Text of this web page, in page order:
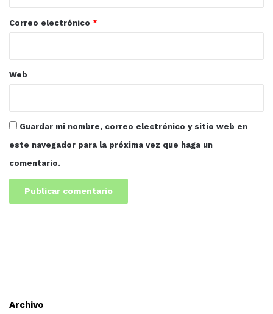
*
Correo electrónico *
Web
Guardar mi nombre, correo electrónico y sitio web en
este navegador para la próxima vez que haga un
comentario.
Archivo